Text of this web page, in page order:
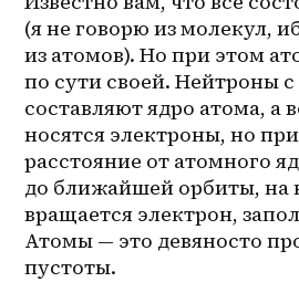
(я не говорю из молекул,
из атомов). Но при этом
по сути своей. Нейтроны
составляют ядро атома, а
носятся электроны, но
расстояние от атомного
до ближайшей орбиты, на
вращается электрон,
Атомы — это девяносто
пустоты.